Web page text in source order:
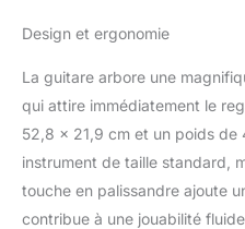
Design et ergonomie
La guitare arbore une
qui attire immédiatement le
52,8 x 21,9 cm et un poids de
instrument de taille standard,
touche en palissandre ajoute
contribue à une jouabilité